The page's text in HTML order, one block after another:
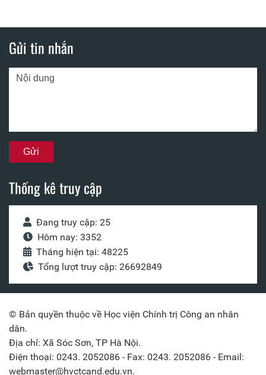
Gửi tin nhắn
Thống kê truy cập
Đang truy cập: 25
Hôm nay: 3352
Tháng hiện tại: 48225
Tổng lượt truy cập: 26692849
© Bản quyền thuộc về Học viện Chính trị Công an nhân
dân.
Địa chỉ: Xã Sóc Sơn, TP Hà Nội.
Điện thoại: 0243. 2052086 - Fax: 0243. 2052086 - Email:
webmaster@hvctcand.edu.vn.